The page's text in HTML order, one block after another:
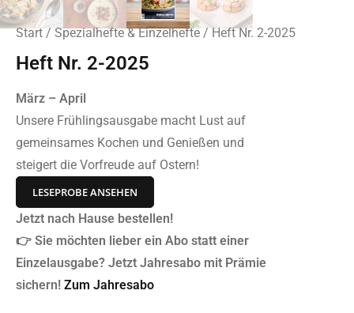
Start/ Spezialhefte & Einzelhefte / Heft Nr. 2-2025
Heft Nr. 2-2025
März – April
Unsere Frühlingsausgabe macht Lust auf
gemeinsames Kochen und Genießen und
steigert die Vorfreude auf Ostern!
LESEPROBE ANSEHEN
Jetzt nach Hause bestellen!
👉 Sie möchten lieber ein Abo statt einer
Einzelausgabe? Jetzt Jahresabo mit Prämie
sichern! Zum Jahresabo